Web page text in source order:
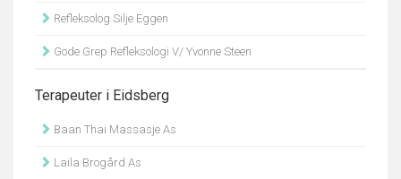
Refleksolog Silje Eggen
Gode Grep Refleksologi V/ Yvonne Steen
Terapeuter i Eidsberg
Baan Thai Massasje As
Laila Brogård As